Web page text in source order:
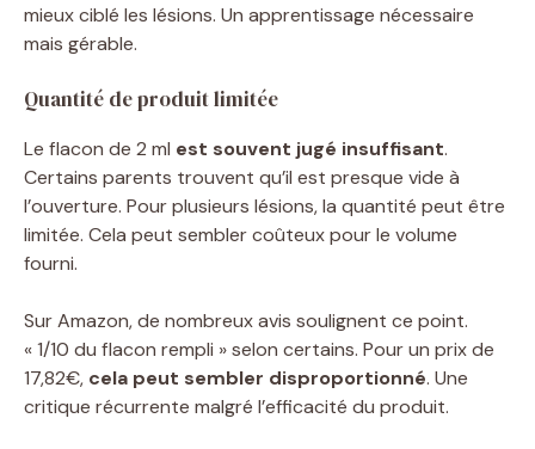
mieux ciblé les lésions. Un apprentissage nécessaire
mais gérable.
Quantité de produit limitée
Le flacon de 2 ml est souvent jugé insuffisant.
Certains parents trouvent qu’il est presque vide à
l’ouverture. Pour plusieurs lésions, la quantité peut être
limitée. Cela peut sembler coûteux pour le volume
fourni.
Sur Amazon, de nombreux avis soulignent ce point.
« 1/10 du flacon rempli » selon certains. Pour un prix de
17,82€, cela peut sembler disproportionné. Une
critique récurrente malgré l’efficacité du produit.